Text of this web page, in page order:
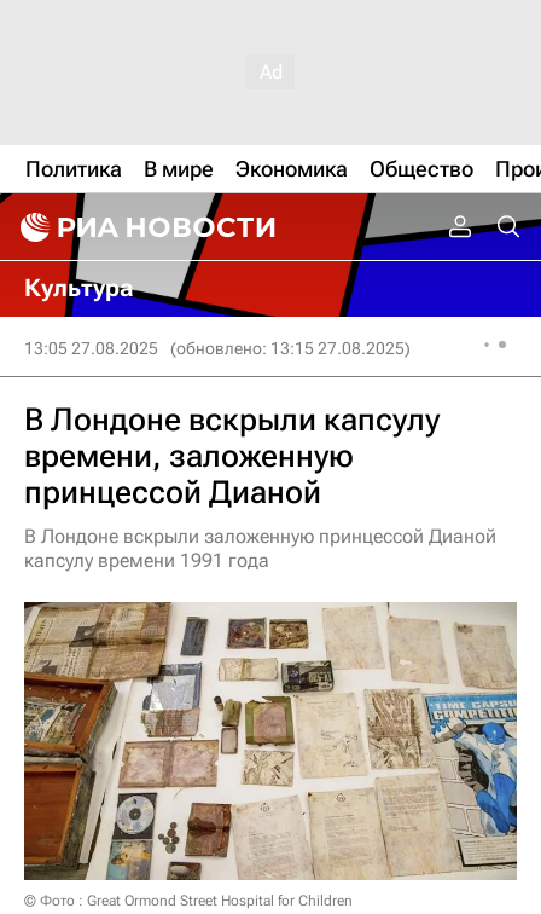
Политика В мире Экономика Общество
Культура
13:05 27.08.2025 (обновлено: 13:15 27.08.2025)
В Лондоне вскрыли капсулу
времени, заложенную
принцессой Дианой
В Лондоне вскрыли заложенную принцессой Дианой
капсулу времени 1991 года
© Фото : Great Ormond Street Hospital for Children